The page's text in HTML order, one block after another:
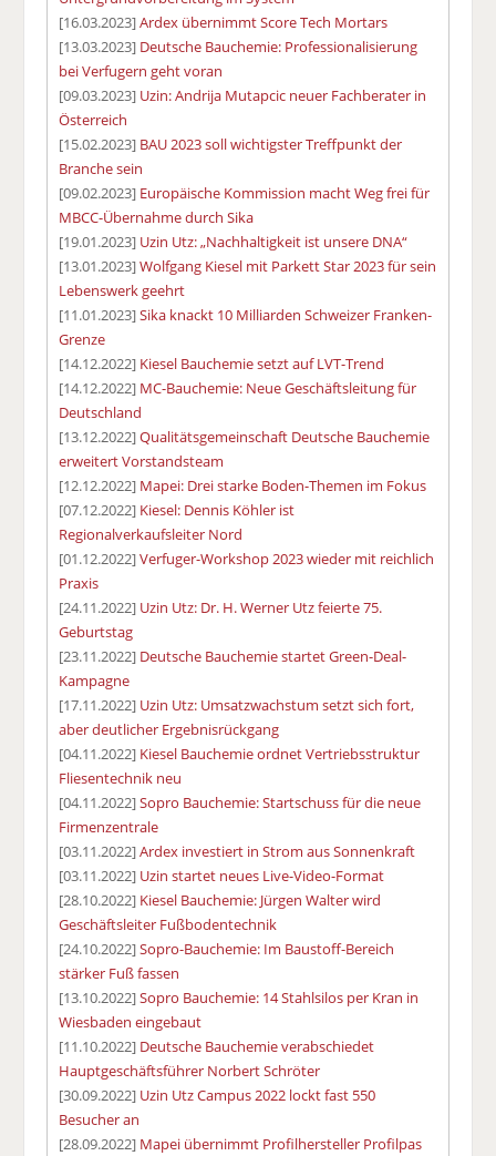
[16.03.2023]Ardex übernimmt Score Tech Mortars
[13.03.2023] Deutsche Bauchemie: Professionalisierung
bei Verfugern geht voran
[09.03.2023] Uzin: Andrija Mutapcic neuer Fachberater in
Österreich
[15.02.2023] BAU 2023 soll wichtigster Treffpunkt der
Branche sein
[09.02.2023] Europäische Kommission macht Weg frei für
MBCC-Übernahme durch Sika
[19.01.2023] Uzin Utz: „Nachhaltigkeit ist unsere DNA“
[13.01.2023]Wolfgang Kiesel mit Parkett Star 2023 für sein
Lebenswerk geehrt
[11.01.2023]Sika knackt 10 Milliarden Schweizer Franken-
Grenze
[14.12.2022] Kiesel Bauchemie setzt auf LVT-Trend
[14.12.2022] MC-Bauchemie: Neue Geschäftsleitung für
Deutschland
[13.12.2022]Qualitätsgemeinschaft Deutsche Bauchemie
erweitert Vorstandsteam
[12.12.2022] Mapei: Drei starke Boden-Themen im Fokus
[07.12.2022] Kiesel: Dennis Köhler ist
Regionalverkaufsleiter Nord
[01.12.2022]Verfuger-Workshop 2023 wieder mit reichlich
Praxis
[24.11.2022] Uzin Utz: Dr. H. Werner Utz feierte 75.
Geburtstag
[23.11.2022] Deutsche Bauchemie startet Green-Deal-
Kampagne
[17.11.2022] Uzin Utz: Umsatzwachstum setzt sich fort,
aber deutlicher Ergebnisrückgang
[04.11.2022] Kiesel Bauchemie ordnet Vertriebsstruktur
Fliesentechnik neu
[04.11.2022]Sopro Bauchemie: Startschuss für die neue
Firmenzentrale
[03.11.2022]Ardex investiert in Strom aus Sonnenkraft
[03.11.2022] Uzin startet neues Live-Video-Format
[28.10.2022] Kiesel Bauchemie: Jürgen Walter wird
Geschäftsleiter Fußbodentechnik
[24.10.2022]Sopro-Bauchemie: Im Baustoff-Bereich
stärker Fuß fassen
[13.10.2022]Sopro Bauchemie: 14 Stahlsilos per Kran in
Wiesbaden eingebaut
[11.10.2022] Deutsche Bauchemie verabschiedet
Hauptgeschäftsführer Norbert Schröter
[30.09.2022] Uzin Utz Campus 2022 lockt fast 550
Besucher an
[28.09.2022] Mapei übernimmt Profilhersteller Profilpas